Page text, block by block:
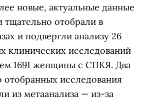
новые, актуальные данные
тщательно отобрали в
и подвергли анализу 26
клинических исследований
1691 женщины с СПКЯ. Два
отобранных исследования
из метаанализа — из-за